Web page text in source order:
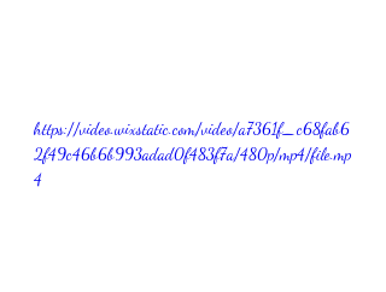
https://video.wixstatic.com/video/a7361f_c68fab6
2f49c46b6b993adad0f483f7a/480p/mp4/file.mp
4